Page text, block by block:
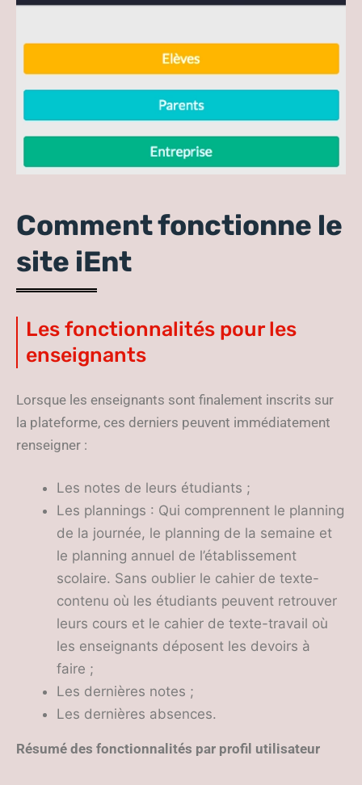
Comment fonctionne le
site iEnt
Les fonctionnalités pour les
enseignants
Lorsque les enseignants sont finalement inscrits sur
la plateforme, ces derniers peuvent immédiatement
renseigner :
Les notes de leurs étudiants ;
Les plannings : Qui comprennent le planning
de la journée, le planning de la semaine et
le planning annuel de l’établissement
scolaire. Sans oublier le cahier de texte-
contenu où les étudiants peuvent retrouver
leurs cours et le cahier de texte-travail où
les enseignants déposent les devoirs à
faire ;
Les dernières notes ;
Les dernières absences.
Résumé des fonctionnalités par profil utilisateur